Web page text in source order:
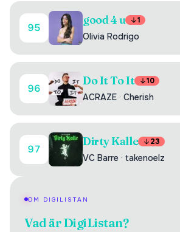
95
good 4 u 1
Olivia Rodrigo
96
Do It To It 10
ACRAZE · Cherish
97
Dirty Kalle 23
VC Barre · takenoelz
OM DIGILISTAN
Vad är DigiListan?